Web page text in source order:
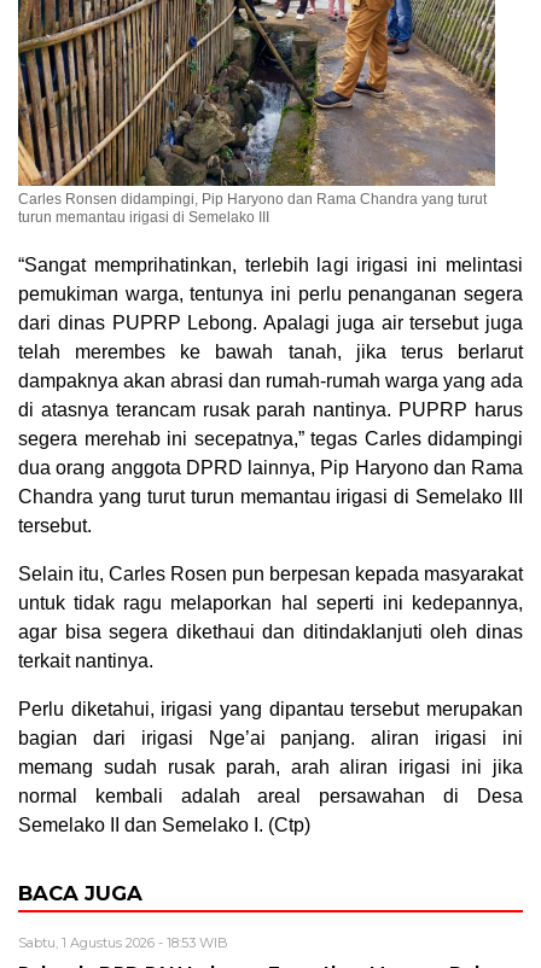
Carles Ronsen didampingi, Pip Haryono dan Rama Chandra yang turut
turun memantau irigasi di Semelako III
“Sangat memprihatinkan, terlebih lagi irigasi ini melintasi
pemukiman warga, tentunya ini perlu penanganan segera
dari dinas PUPRP Lebong. Apalagi juga air tersebut juga
telah merembes ke bawah tanah, jika terus berlarut
dampaknya akan abrasi dan rumah-rumah warga yang ada
di atasnya terancam rusak parah nantinya. PUPRP harus
segera merehab ini secepatnya,” tegas Carles didampingi
dua orang anggota DPRD lainnya, Pip Haryono dan Rama
Chandra yang turut turun memantau irigasi di Semelako III
tersebut.
Selain itu, Carles Rosen pun berpesan kepada masyarakat
untuk tidak ragu melaporkan hal seperti ini kedepannya,
agar bisa segera dikethaui dan ditindaklanjuti oleh dinas
terkait nantinya.
Perlu diketahui, irigasi yang dipantau tersebut merupakan
bagian dari irigasi Nge’ai panjang. aliran irigasi ini
memang sudah rusak parah, arah aliran irigasi ini jika
normal kembali adalah areal persawahan di Desa
Semelako II dan Semelako I. (Ctp)
BACA JUGA
Sabtu, 1 Agustus 2026 - 18:53 WIB